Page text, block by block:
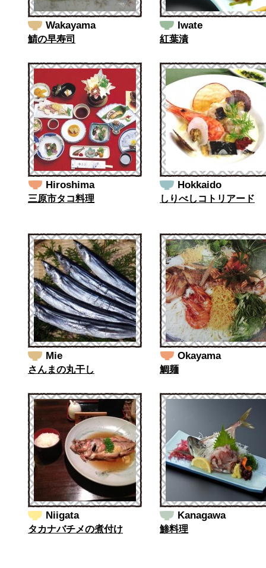
Wakayama
鯖の早寿司
Iwate
紅葉漬
Hiroshima
三原市タコ料理
Hokkaido
しりべしコトリアード
Mie
さんまの丸干し
Okayama
鯛麺
Niigata
タカナバチメの煮付け
Kanagawa
鯵料理